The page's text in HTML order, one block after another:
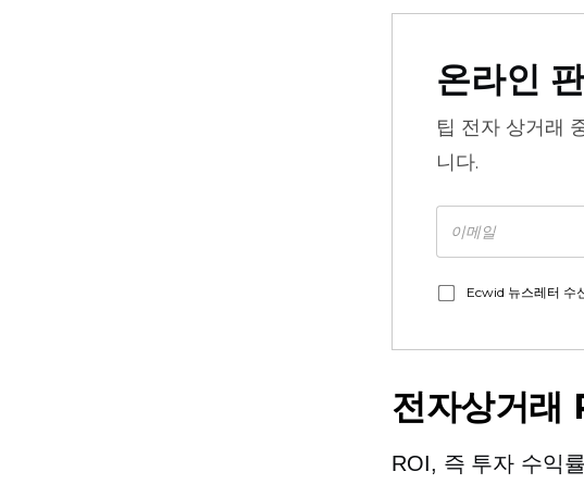
온라인
팁 전자 상거래
니다.
Ecwid 뉴스레터 수
전자상거래
ROI, 즉 투자 수익